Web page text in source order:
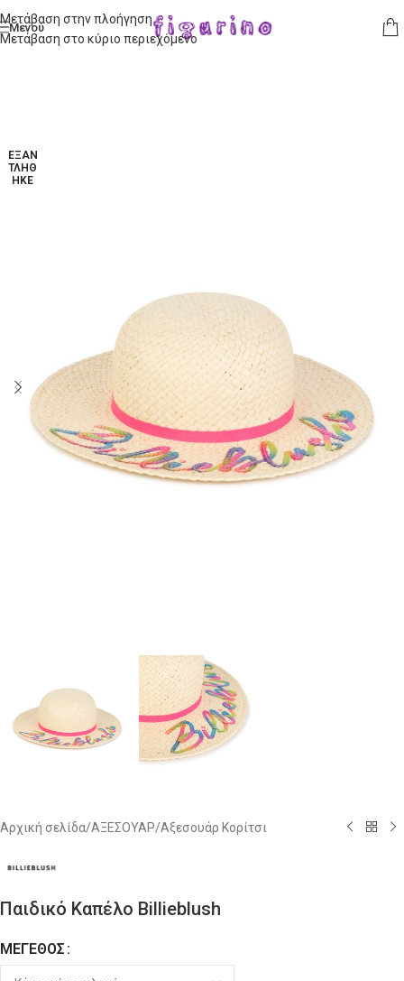
Μετάβαση στην πλοήγηση
Μετάβαση στο κύριο περιεχόμενο
Μενού
ΕΞΑΝ
ΤΛΉΘ
ΗΚΕ
Αρχική σελίδα/ΑΞΕΣΟΥΑΡ/Αξεσουάρ Κορίτσι
Παιδικό Καπέλο Billieblush
ΜΈΓΕΘΟΣ
Alternative: